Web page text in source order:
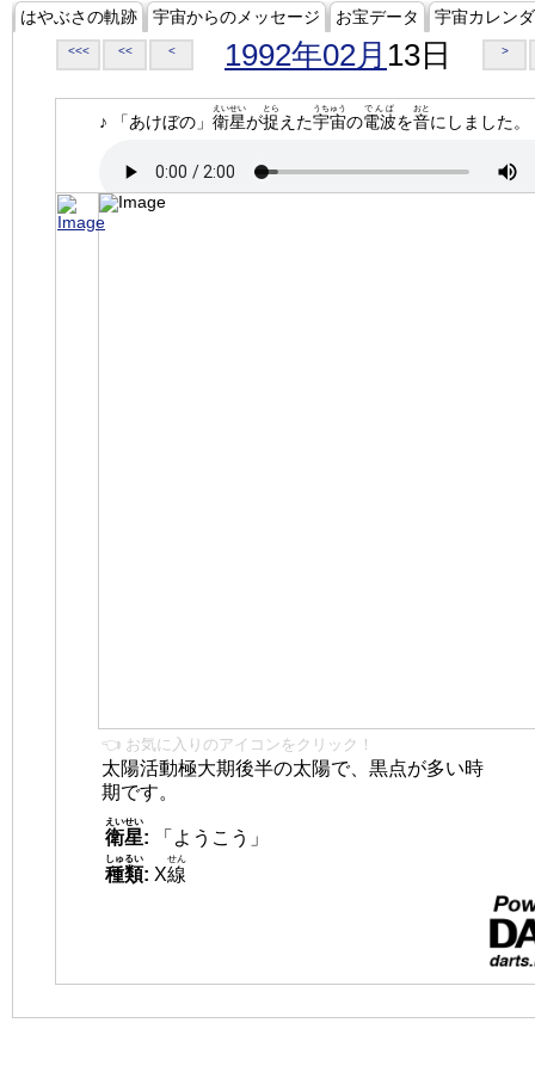
はやぶさの軌跡 宇宙からのメッセージ お宝データ 宇宙カレン
<<< << < 1992年02月 13日 >
♪ 「あけぼの」 衛星
えいせい
が捉
とら
えた宇宙
うちゅう
の電波
でんぱ
を音
おと
にしました。
👈 お気に入りのアイコンをクリック！
太陽活動極大期後半の太陽で、黒点が多い時
期です。
衛星
えいせい
:
「ようこう」
種類
しゅるい
: X線
せん